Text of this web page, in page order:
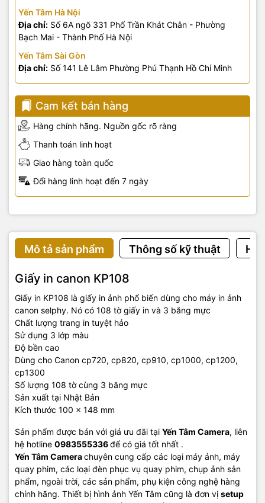
Yến Tâm Hà Nội
Địa chỉ: Số 6A ngõ 331 Phố Trần Khát Chân - Phường
Bạch Mai - Thành Phố Hà Nội
Yến Tâm Sài Gòn
Địa chỉ: Số 141 Lê Lâm Phường Phú Thạnh Hồ Chí Minh
Cam kết bán hàng
Hàng chính hãng. Nguồn gốc rõ ràng
Thanh toán linh hoạt
Giao hàng toàn quốc
Đổi hàng linh hoạt đến 7 ngày
Mô tả sản phẩm Thông số kỹ thuật
Giấy in canon KP108
Giấy in KP108 là giấy in ảnh phổ biến dùng cho máy in ảnh
canon selphy. Nó có 108 tờ giấy in và 3 băng mực
Chất lượng trang in tuyệt hảo
Sử dụng 3 lớp màu
Độ bền cao
Dùng cho Canon cp720, cp820, cp910, cp1000, cp1200,
cp1300
Số lượng 108 tờ cùng 3 băng mực
Sản xuất tại Nhật Bản
Kích thước 100 x 148 mm
Sản phẩm được bán với giá ưu đãi tại Yến Tâm Camera, liên
hệ hotline 0983555336để có giá tốt nhất .
Yến Tâm Camerachuyên cung cấp các loại máy ảnh, máy
quay phim, các loại đèn phục vụ quay phim, chụp ảnh sản
phẩm, ngoài trời, các sản phẩm, phụ kiện công nghệ hàng
chính hãng. Thiết bị hình ảnh Yến Tâm cũng là đơn vị setup